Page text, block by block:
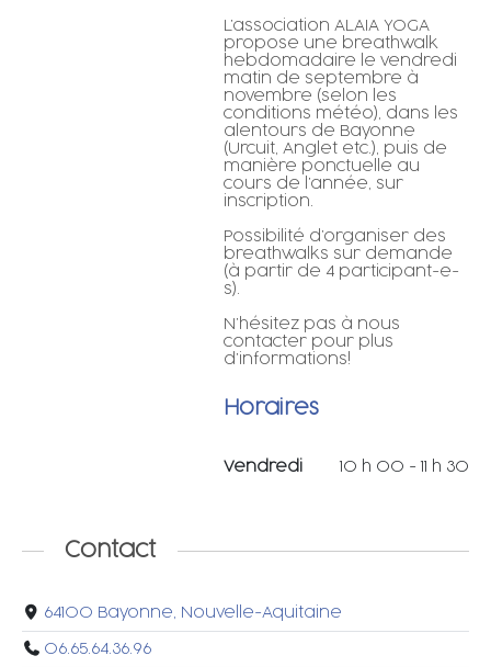
L’association ALAIA YOGA
propose une breathwalk
hebdomadaire le vendredi
matin de septembre à
novembre (selon les
conditions météo), dans les
alentours de Bayonne
(Urcuit, Anglet etc.), puis de
manière ponctuelle au
cours de l’année, sur
inscription.
Possibilité d’organiser des
breathwalks sur demande
(à partir de 4 participant-e-
s).
N’hésitez pas à nous
contacter pour plus
d’informations!
Horaires
Vendredi 10 h 00 - 11 h 30
Contact
64100 Bayonne, Nouvelle-Aquitaine
06.65.64.36.96